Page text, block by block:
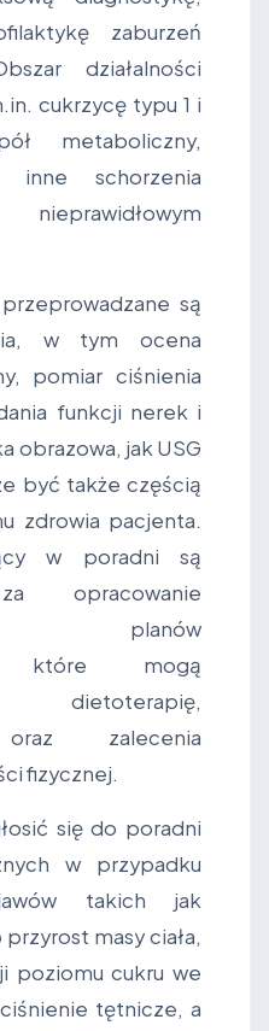
zaburzeń
działalności
cukrzycę typu 1 i
metaboliczny,
inne schorzenia
są
w tym ocena
pomiar ciśnienia
funkcji nerek i
obrazowa, jak USG
być także częścią
zdrowia pacjenta.
w poradni są
opracowanie
planów
które mogą
oraz zalecenia
fizycznej.
się do poradni
w przypadku
takich jak
masy ciała,
poziomu cukru we
tętnicze, a